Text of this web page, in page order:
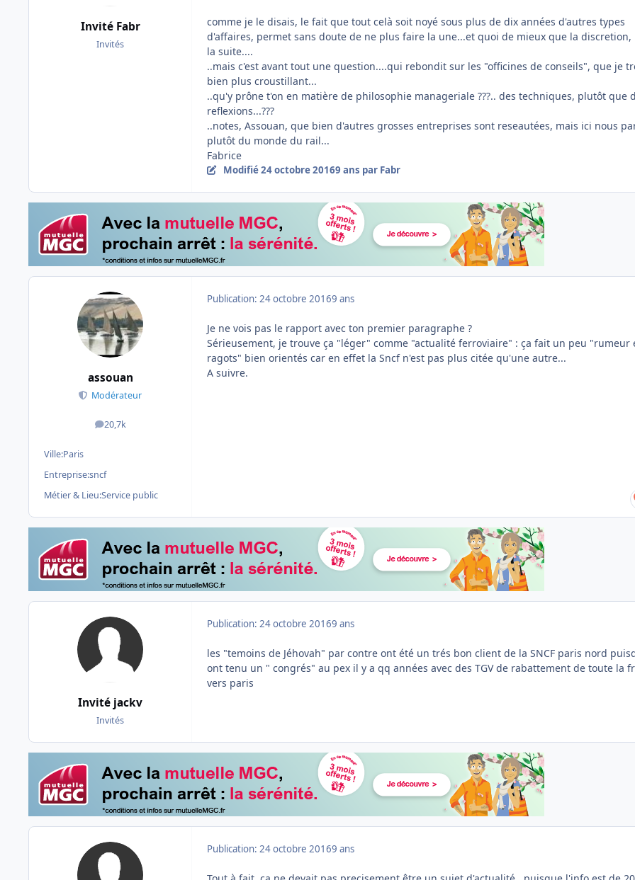
Invité Fabr
Invités
comme je le disais, le fait que tout celà soit noyé sous plus de dix années d'autres types
d'affaires, permet sans doute de ne plus faire la une...et quoi de mieux que la discretion,
la suite....
..mais c'est avant tout une question....qui rebondit sur les "officines de conseils", que je
bien plus croustillant...
..qu'y prône t'on en matière de philosophie manageriale ???.. des techniques, plutôt que
reflexions...???
..notes, Assouan, que bien d'autres grosses entreprises sont reseautées, mais ici nous
plutôt du monde du rail...
Fabrice
Modifié24 octobre 20169 ans par Fabr
assouan
Modérateur
20,7k
messages
Ville:Paris
Entreprise:sncf
Métier & Lieu:Service public
Publication: 24 octobre 20169 ans
Je ne vois pas le rapport avec ton premier paragraphe ?
Sérieusement, je trouve ça "léger" comme "actualité ferroviaire" : ça fait un peu "rumeur
ragots" bien orientés car en effet la Sncf n'est pas plus citée qu'une autre...
A suivre.
Invité jackv
Invités
Publication: 24 octobre 20169 ans
les "temoins de Jéhovah" par contre ont été un trés bon client de la SNCF paris nord
ont tenu un " congrés" au pex il y a qq années avec des TGV de rabattement de toute la
vers paris
Publication: 24 octobre 20169 ans